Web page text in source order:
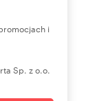
i
Sp. z o.o.